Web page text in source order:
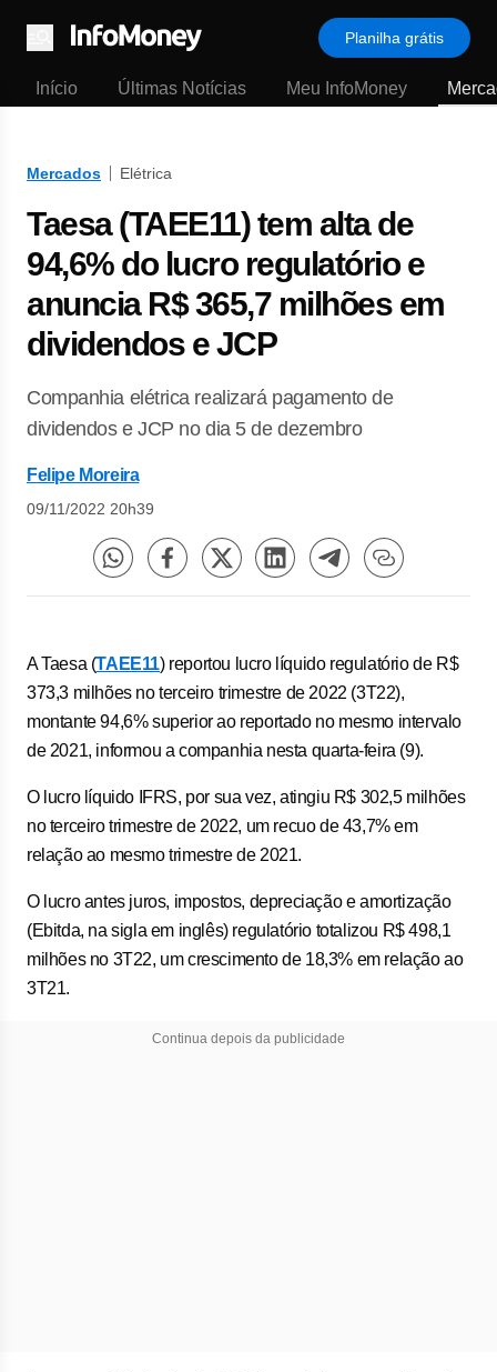
Menu
Planilha grátis
Início Últimas Notícias Meu InfoMoney
Mercados Elétrica
Taesa (TAEE11) tem alta de
94,6% do lucro regulatório e
anuncia R$ 365,7 milhões em
dividendos e JCP
Companhia elétrica realizará pagamento de
dividendos e JCP no dia 5 de dezembro
Felipe Moreira
09/11/2022 20h39
A Taesa (TAEE11) reportou lucro líquido regulatório de R$
373,3 milhões no terceiro trimestre de 2022 (3T22),
montante 94,6% superior ao reportado no mesmo intervalo
de 2021, informou a companhia nesta quarta-feira (9).
O lucro líquido IFRS, por sua vez, atingiu R$ 302,5 milhões
no terceiro trimestre de 2022, um recuo de 43,7% em
relação ao mesmo trimestre de 2021.
O lucro antes juros, impostos, depreciação e amortização
(Ebitda, na sigla em inglês) regulatório totalizou R$ 498,1
milhões no 3T22, um crescimento de 18,3% em relação ao
3T21.
Continua depois da publicidade